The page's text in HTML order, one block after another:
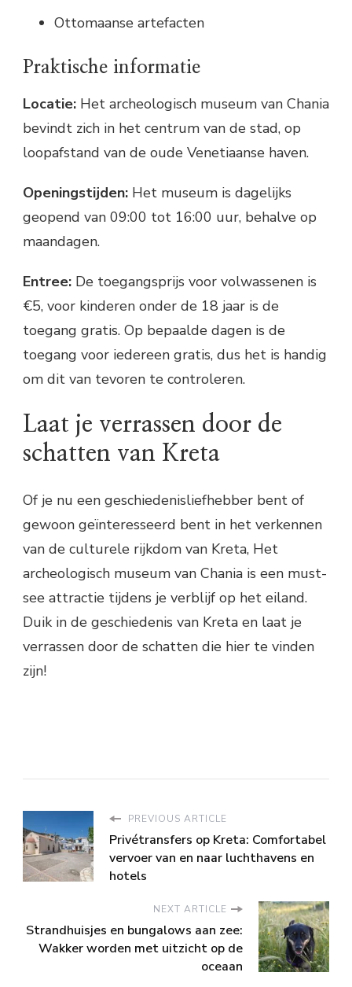
Ottomaanse artefacten
Praktische informatie
Locatie: Het archeologisch museum van Chania
bevindt zich in het centrum van de stad, op
loopafstand van de oude Venetiaanse haven.
Openingstijden: Het museum is dagelijks
geopend van 09:00 tot 16:00 uur, behalve op
maandagen.
Entree: De toegangsprijs voor volwassenen is
€5, voor kinderen onder de 18 jaar is de
toegang gratis. Op bepaalde dagen is de
toegang voor iedereen gratis, dus het is handig
om dit van tevoren te controleren.
Laat je verrassen door de
schatten van Kreta
Of je nu een geschiedenisliefhebber bent of
gewoon geïnteresseerd bent in het verkennen
van de culturele rijkdom van Kreta, Het
archeologisch museum van Chania is een must-
see attractie tijdens je verblijf op het eiland.
Duik in de geschiedenis van Kreta en laat je
verrassen door de schatten die hier te vinden
zijn!
PREVIOUS ARTICLE
Privétransfers op Kreta: Comfortabel
vervoer van en naar luchthavens en
hotels
NEXT ARTICLE
Strandhuisjes en bungalows aan zee:
Wakker worden met uitzicht op de
oceaan